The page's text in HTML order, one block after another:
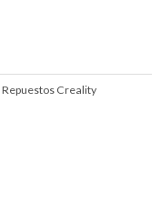
Repuestos Creality